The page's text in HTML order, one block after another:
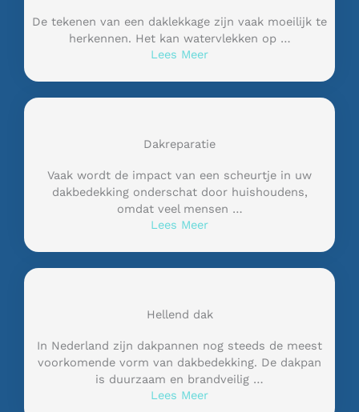
De tekenen van een daklekkage zijn vaak moeilijk te
herkennen. Het kan watervlekken op …
Lees Meer
Dakreparatie
Vaak wordt de impact van een scheurtje in uw
dakbedekking onderschat door huishoudens,
omdat veel mensen …
Lees Meer
Hellend dak
In Nederland zijn dakpannen nog steeds de meest
voorkomende vorm van dakbedekking. De dakpan
is duurzaam en brandveilig …
Lees Meer